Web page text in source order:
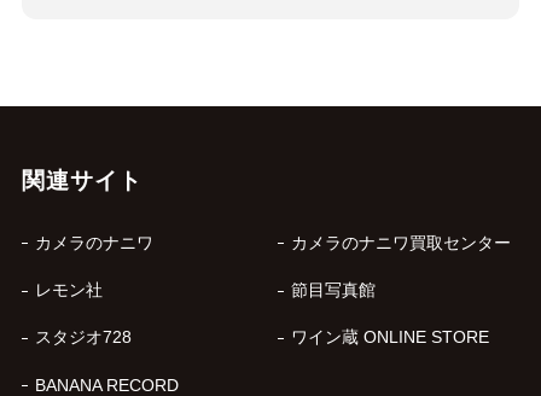
関連サイト
カメラのナニワ カメラのナニワ買取センター
レモン社 節目写真館
スタジオ728 ワイン蔵 ONLINE STORE
BANANA RECORD